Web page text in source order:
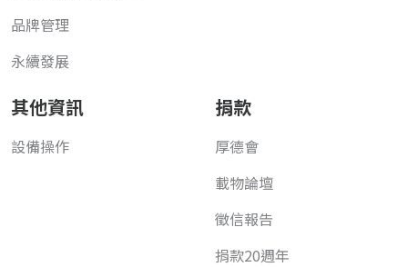
品牌管理
永續發展
其他資訊
設備操作
捐款
厚德會
載物論壇
徵信報告
捐款20週年